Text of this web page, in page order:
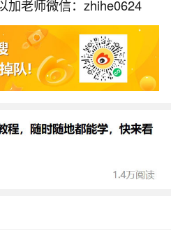
到我家做客都是很常见的
可能会引起大麻烦，下面
解读：
客是什么意思
，预示着近期只要家庭气
。不妨与家人一起上上
慢慢聊天，或者是邀请
加老师微信：zhihe0624